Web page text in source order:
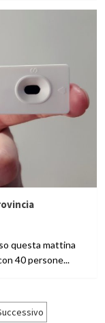
questa mattina
40 persone...